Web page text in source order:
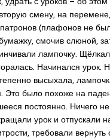
смену, на
(плафонов не
смочив слюной,
лампочку.
Начинался урок.
высыхала,
Это было похоже на
постоянно. Ничего
урок и отпускали
требовали